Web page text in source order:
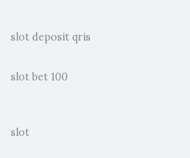
slot deposit qris
slot bet 100
slot